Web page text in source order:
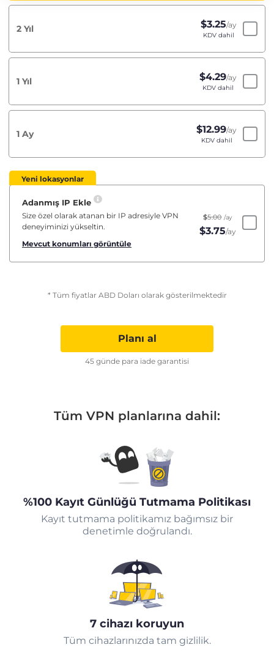
2 Yıl $3.25/ay
KDV dahil
1 Yıl $4.29/ay
KDV dahil
1 Ay $12.99/ay
KDV dahil
Yeni lokasyonlar
Adanmış IP Ekle
Size özel olarak atanan bir IP adresiyle VPN
deneyiminizi yükseltin.
Mevcut konumları görüntüle
$5.00 /ay
$3.75/ay
* Tüm fiyatlar ABD Doları olarak gösterilmektedir
Planı al
45 günde para iade garantisi
Tüm VPN planlarına dahil:
%100 Kayıt Günlüğü Tutmama Politikası
Kayıt tutmama politikamız bağımsız bir
denetimle doğrulandı.
7 cihazı koruyun
Tüm cihazlarınızda tam gizlilik.